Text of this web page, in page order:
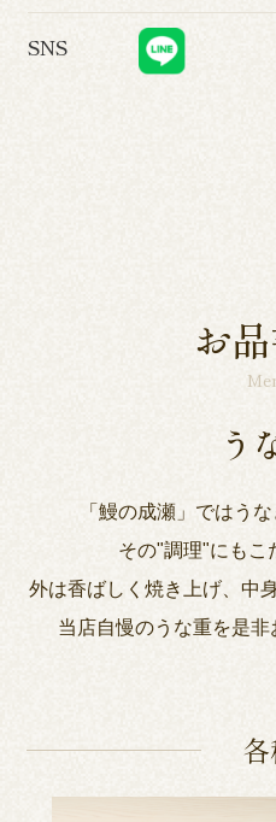
SNS
お
う
「鰻の成瀬」ではう
その"調理"にもこ
外は香ばしく焼き上げ、中
当店自慢のうな重を是非